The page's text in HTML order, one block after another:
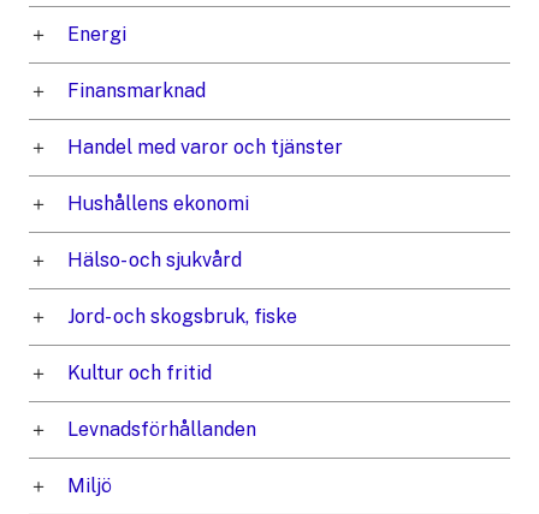
Energi
Finansmarknad
Handel med varor och tjänster
Hushållens ekonomi
Hälso- och sjukvård
Jord- och skogsbruk, fiske
Kultur och fritid
Levnadsförhållanden
Miljö